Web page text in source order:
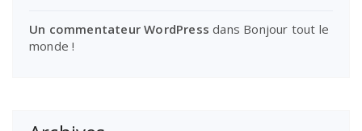
Un commentateur WordPress dans Bonjour tout le
monde !